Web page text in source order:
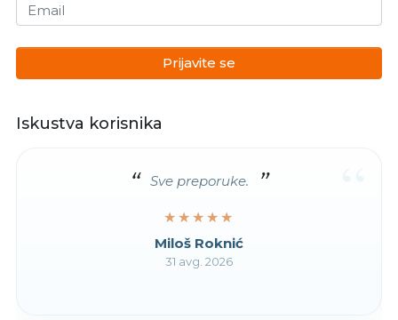
Email
Prijavite se
Iskustva korisnika
Sve preporuke.
★★★★★
★★★★★
Miloš Roknić
31 avg. 2026